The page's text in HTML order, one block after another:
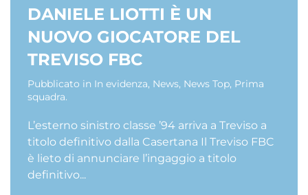
DANIELE LIOTTI È UN
NUOVO GIOCATORE DEL
TREVISO FBC
Pubblicato in In evidenza, News, News Top, Prima
squadra.
L’esterno sinistro classe ’94 arriva a Treviso a
titolo definitivo dalla Casertana Il Treviso FBC
è lieto di annunciare l’ingaggio a titolo
definitivo...